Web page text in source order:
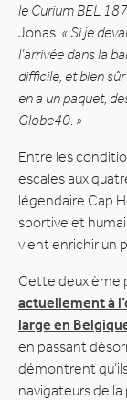
le Curium BEL
Jonas. « Si je
l’arrivée dans la
difficile, et bien
en a un paquet,
Globe40. »
Entre les
escales aux
légendaire Cap
sportive et
vient enrichir un
Cette deuxième
actuellement à
large en
en passant
démontrent
navigateurs de